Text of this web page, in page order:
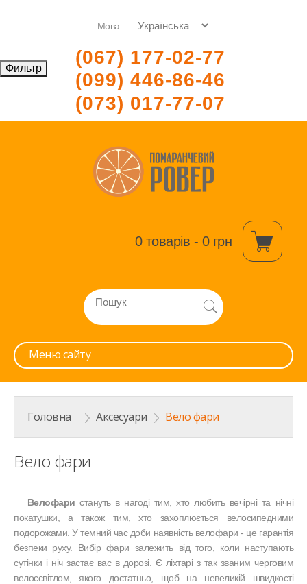
Мова:
(067) 177-02-77
(099) 446-86-46
(073) 017-77-07
0 товарів - 0 грн
Меню сайту
Головна > Аксесуари > Вело фари
Вело фари
Велофаристануть в нагоді тим, хто любить вечірні та нічні
покатушки, а також тим, хто захоплюється велосипедними
подорожами. У темний час доби наявність велофари - це гарантія
безпеки руху. Вибір фари залежить від того, коли наступають
сутінки і ніч застає вас в дорозі. Є ліхтарі з так званим черговим
велоссвітлом, якого достатньо, щоб на невеликій швидкості
Фильтр